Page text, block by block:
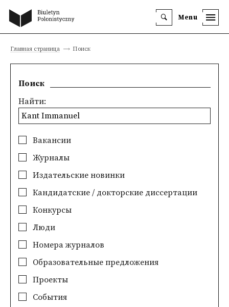
Menu
Главная страница Поиск
Поиск
Найти:
Вакансии
Журналы
Издательские новинки
Кандидатские / докторские диссертации
Конкурсы
Люди
Номера журналов
Образовательные предложения
Проекты
События